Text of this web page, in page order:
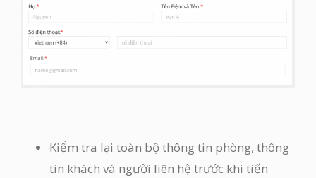
Kiểm tra lại toàn bộ thông tin phòng, thông
tin khách và người liên hệ trước khi tiến